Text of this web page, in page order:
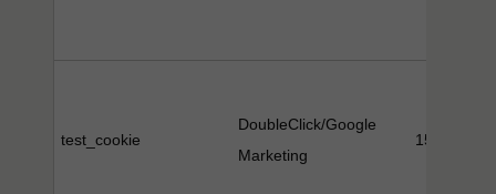
test_cookie
DoubleClick/Google
Marketing
15